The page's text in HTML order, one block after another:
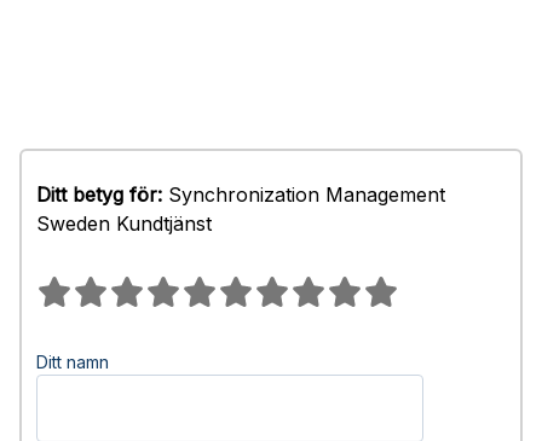
Ditt betyg för: Synchronization Management
Sweden Kundtjänst
Ditt namn